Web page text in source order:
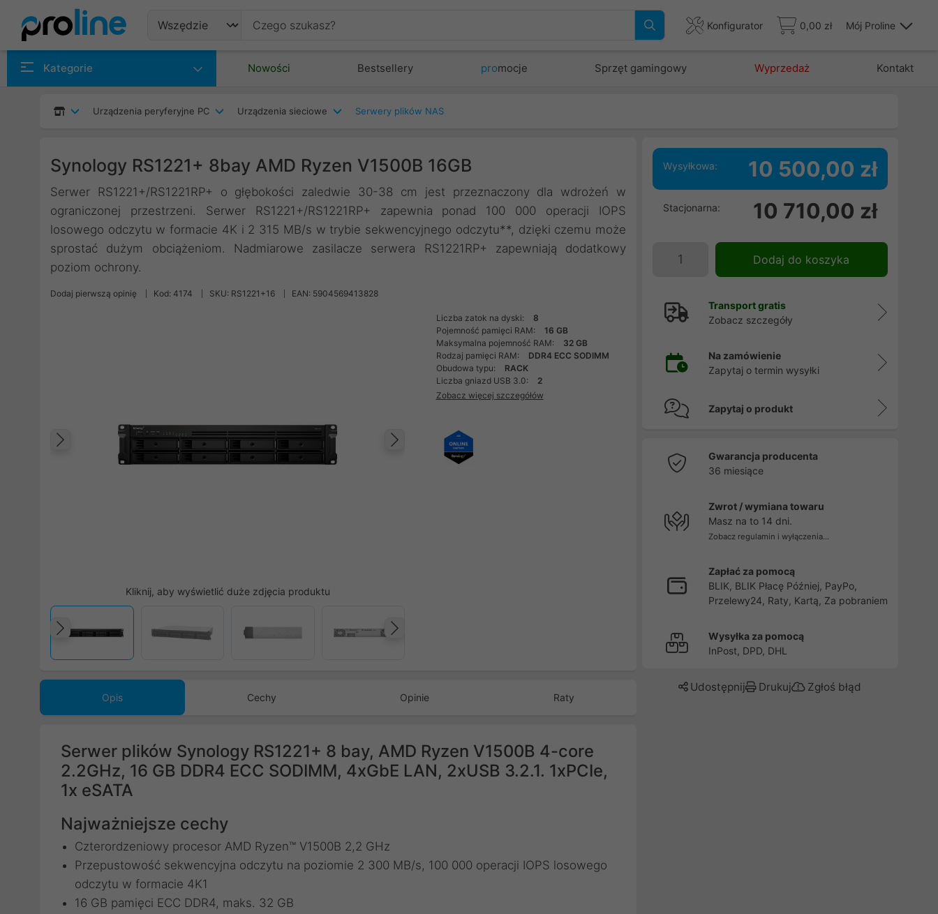
Konfigurator 0,00 zł Mój Proline
Kategorie Nowości Bestsellery promocje Sprzęt gamingowy Wyprzedaż Kontakt
Urządzenia peryferyjne PC Urządzenia sieciowe Serwery plików NAS
Synology RS1221+ 8bay AMD Ryzen V1500B 16GB
Serwer RS1221+/RS1221RP+ o głębokości zaledwie 30-38 cm jest przeznaczony dla wdrożeń w
ograniczonej przestrzeni. Serwer RS1221+/RS1221RP+ zapewnia ponad 100 000 operacji IOPS
losowego odczytu w formacie 4K i 2 315 MB/s w trybie sekwencyjnego odczytu**, dzięki czemu może
sprostać dużym obciążeniom. Nadmiarowe zasilacze serwera RS1221RP+ zapewniają dodatkowy
poziom ochrony.
Dodaj pierwszą opinię Kod: 4174 SKU: RS1221+16 EAN: 5904569413828
Następny
Poprzedni
Kliknij, aby wyświetlić duże zdjęcia produktu
Poprzedni
Liczba zatok na dyski:
8
Pojemność pamięci RAM:
16 GB
Maksymalna pojemność RAM:
32 GB
Rodzaj pamięci RAM:
DDR4 ECC SODIMM
Obudowa typu:
RACK
Liczba gniazd USB 3.0:
2
Zobacz więcej szczegółów
Opis Cechy Opinie Raty
Serwer plików Synology RS1221+ 8 bay, AMD Ryzen V1500B 4-core
2.2GHz, 16 GB DDR4 ECC SODIMM, 4xGbE LAN, 2xUSB 3.2.1. 1xPCIe,
1x eSATA
Najważniejsze cechy
Czterordzeniowy procesor AMD Ryzen™ V1500B 2,2 GHz
Przepustowość sekwencyjna odczytu na poziomie 2 300 MB/s, 100 000 operacji IOPS losowego
odczytu w formacie 4K1
16 GB pamięci ECC DDR4, maks. 32 GB
Wysyłkowa: 10 500,00 zł
Stacjonarna: 10 710,00 zł
Dodaj do koszyka
Transport gratis
Zobacz szczegóły
Na zamówienie
Zapytaj o termin wysyłki
Zapytaj o produkt
Gwarancja producenta
36 miesiące
Zwrot / wymiana towaru
Masz na to 14 dni.
Zobacz regulamin i wyłączenia...
Zapłać za pomocą
BLIK, BLIK Płacę Później, PayPo,
Przelewy24, Raty, Kartą, Za pobraniem
Wysyłka za pomocą
InPost, DPD, DHL
Udostępnij Drukuj Zgłoś błąd